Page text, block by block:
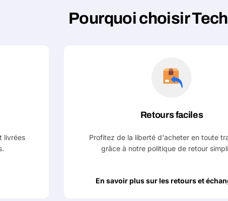
Pourquoi choisir
livrées
Retours faciles
Profitez de la liberté d'acheter en toute
grâce à notre politique de retour
En savoir plus sur les retours et